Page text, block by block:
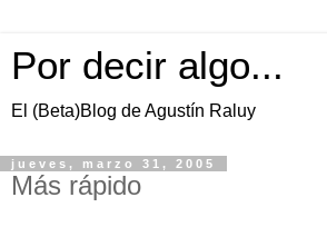
Por decir algo...
El (Beta)Blog de Agustín Raluy
jueves, marzo 31, 2005
Más rápido